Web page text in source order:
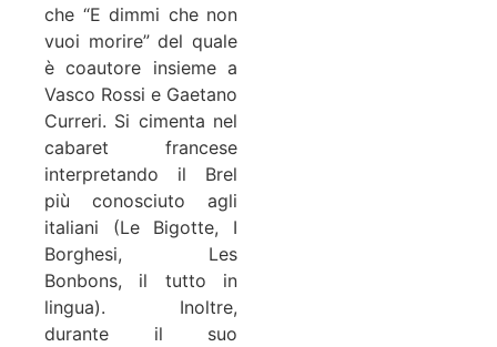
che “E dimmi che non
vuoi morire” del quale
è coautore insieme a
Vasco Rossi e Gaetano
Curreri. Si cimenta nel
cabaret francese
interpretando il Brel
più conosciuto agli
italiani (Le Bigotte, I
Borghesi, Les
Bonbons, il tutto in
lingua). Inoltre,
durante il suo